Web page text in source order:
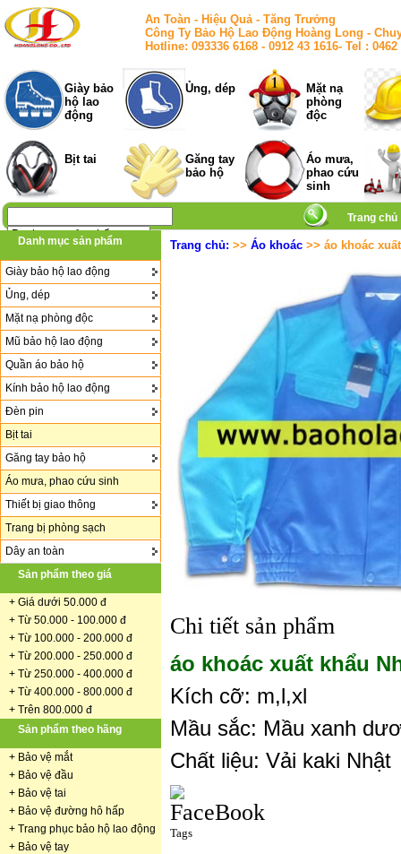
An Toàn - Hiệu Quả - Tăng Trưởng
Công Ty Bảo Hộ Lao Động Hoàng Long -
Hotline: 093336 6168 - 0912 43 1616- Tel :
Giày bảo
hộ lao
động
Ủng, dép
Mặt nạ
phòng
độc
Bịt tai
Găng tay
bảo hộ
Áo mưa,
phao cứu
sinh
Trang chủ
Danh mục sản phẩm
Giày bảo hộ lao động
Ủng, dép
Mặt nạ phòng độc
Mũ bảo hộ lao động
Quần áo bảo hộ
Kính bảo hộ lao động
Đèn pin
Bịt tai
Găng tay bảo hộ
Áo mưa, phao cứu sinh
Thiết bị giao thông
Trang bị phòng sạch
Dây an toàn
Sản phẩm theo giá
+ Giá dưới 50.000 đ
+ Từ 50.000 - 100.000 đ
+ Từ 100.000 - 200.000 đ
+ Từ 200.000 - 250.000 đ
+ Từ 250.000 - 400.000 đ
+ Từ 400.000 - 800.000 đ
+ Trên 800.000 đ
Sản phẩm theo hãng
+ Bảo vệ mắt
+ Bảo vệ đầu
+ Bảo vệ tai
+ Bảo vệ đường hô hấp
+ Trang phục bảo hộ lao động
+ Bảo vệ tay
Trang chủ: >> Áo khoác >> áo khoác
Chi tiết sản phẩm
áo khoác xuất khẩu
Kích cỡ: m,l,xl
Mầu sắc: Mầu xanh
Chất liệu: Vải kaki Nhật
Tags